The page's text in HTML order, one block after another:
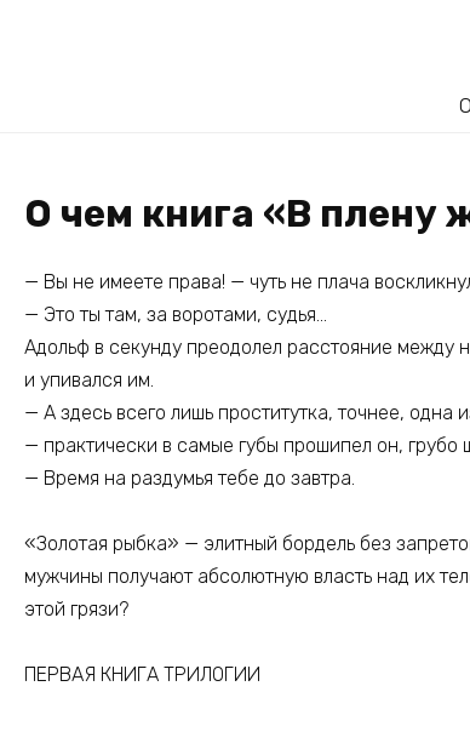
О чем книга «В плену
— Вы не имеете права! — чуть не плача
— Это ты там, за воротами, судья…
Адольф в секунду преодолел расстояние между
и упивался им.
— А здесь всего лишь проститутка, точнее, одна
— практически в самые губы прошипел он, грубо
— Время на раздумья тебе до завтра.
«Золотая рыбка» — элитный бордель без
мужчины получают абсолютную власть над их
этой грязи?
ПЕРВАЯ КНИГА ТРИЛОГИИ